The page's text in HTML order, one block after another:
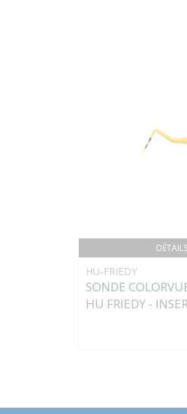
DÉTAILS
HU-FRIEDY
SONDE
HU FRIEDY -